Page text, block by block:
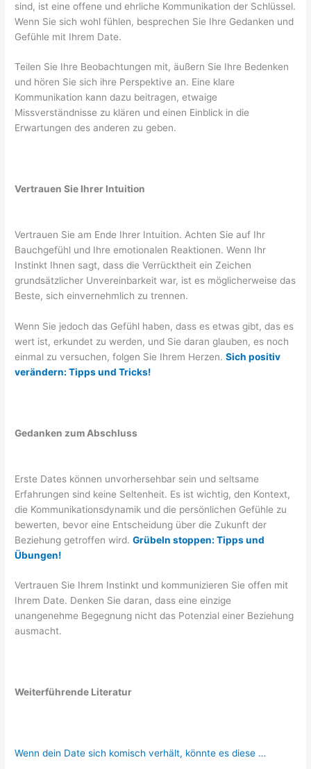
sind, ist eine offene und ehrliche Kommunikation der Schlüssel.
Wenn Sie sich wohl fühlen, besprechen Sie Ihre Gedanken und
Gefühle mit Ihrem Date.
Teilen Sie Ihre Beobachtungen mit, äußern Sie Ihre Bedenken
und hören Sie sich ihre Perspektive an. Eine klare
Kommunikation kann dazu beitragen, etwaige
Missverständnisse zu klären und einen Einblick in die
Erwartungen des anderen zu geben.
Vertrauen Sie Ihrer Intuition
Vertrauen Sie am Ende Ihrer Intuition. Achten Sie auf Ihr
Bauchgefühl und Ihre emotionalen Reaktionen. Wenn Ihr
Instinkt Ihnen sagt, dass die Verrücktheit ein Zeichen
grundsätzlicher Unvereinbarkeit war, ist es möglicherweise das
Beste, sich einvernehmlich zu trennen.
Wenn Sie jedoch das Gefühl haben, dass es etwas gibt, das es
wert ist, erkundet zu werden, und Sie daran glauben, es noch
einmal zu versuchen, folgen Sie Ihrem Herzen.Sich positiv
verändern: Tipps und Tricks!
Gedanken zum Abschluss
Erste Dates können unvorhersehbar sein und seltsame
Erfahrungen sind keine Seltenheit. Es ist wichtig, den Kontext,
die Kommunikationsdynamik und die persönlichen Gefühle zu
bewerten, bevor eine Entscheidung über die Zukunft der
Beziehung getroffen wird.Grübeln stoppen: Tipps und
Übungen!
Vertrauen Sie Ihrem Instinkt und kommunizieren Sie offen mit
Ihrem Date. Denken Sie daran, dass eine einzige
unangenehme Begegnung nicht das Potenzial einer Beziehung
ausmacht.
Weiterführende Literatur
Wenn dein Date sich komisch verhält, könnte es diese …